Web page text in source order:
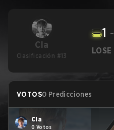
Cla
Clasificación #13
LOSE
1 -
VOTOS0 Predicciones
Cla
0 Votos